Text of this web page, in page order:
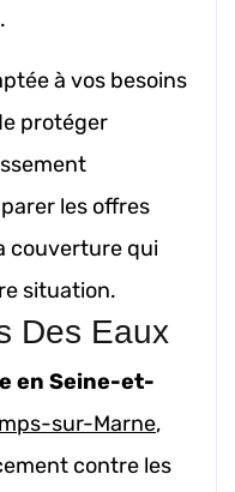
à vos besoins
protéger
les offres
couverture qui
situation.
Des Eaux
en Seine-et-
sur-Marne,
contre les